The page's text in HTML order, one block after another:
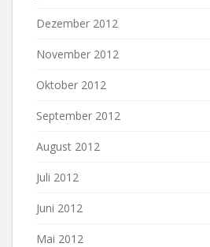
Dezember 2012
November 2012
Oktober 2012
September 2012
August 2012
Juli 2012
Juni 2012
Mai 2012